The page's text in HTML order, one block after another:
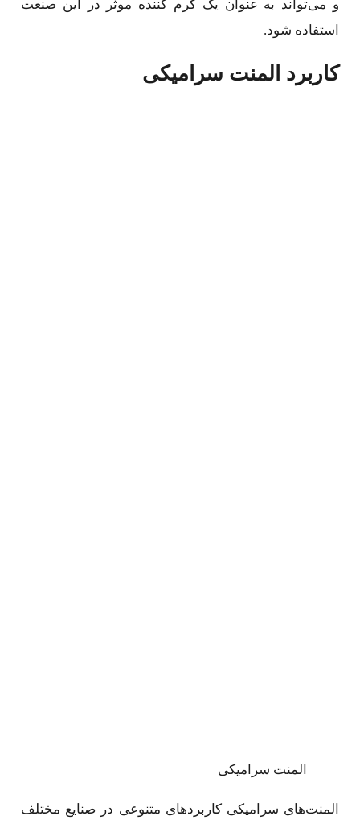
و می‌تواند به عنوان یک گرم کننده موثر در این صنعت
استفاده شود.
کاربرد المنت سرامیکی
المنت سرامیکی
المنت‌های سرامیکی کاربردهای متنوعی در صنایع مختلف